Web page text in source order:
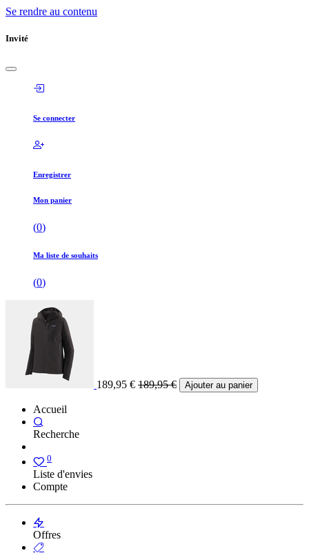
Se rendre au contenu
Invité
Se connecter
Enregistrer
Mon panier
(0)
Ma liste de souhaits
(0)
189,95 € 189,95€ Ajouter au panier
Accueil
Recherche
0
Liste d'envies
Compte
Offres